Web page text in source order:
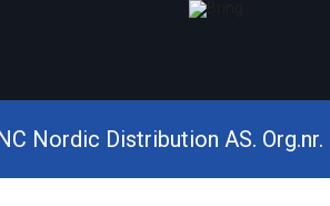
Nordic Distribution AS.